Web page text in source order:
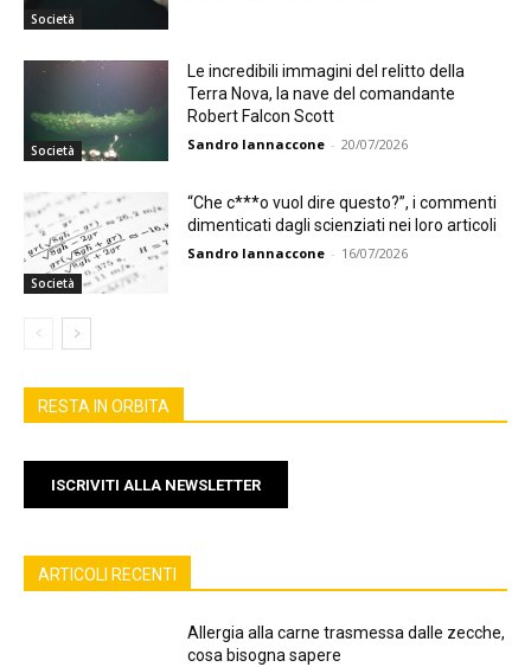
Società
Società
Le incredibili immagini del relitto della
Terra Nova, la nave del comandante
Robert Falcon Scott
Sandro Iannaccone - 20/07/2026
Società
“Che c***o vuol dire questo?”, i commenti
dimenticati dagli scienziati nei loro articoli
Sandro Iannaccone - 16/07/2026
RESTA IN ORBITA
ISCRIVITI ALLA NEWSLETTER
ARTICOLI RECENTI
Allergia alla carne trasmessa dalle zecche,
cosa bisogna sapere